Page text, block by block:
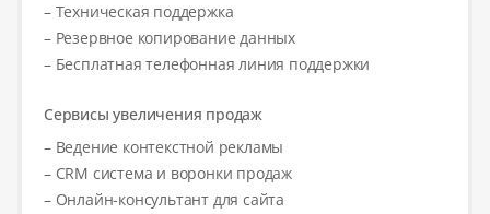
– Техническая поддержка
– Резервное копирование данных
– Бесплатная телефонная линия поддержки
Сервисы увеличения продаж
– Ведение контекстной рекламы
– CRM система и воронки продаж
– Онлайн-консультант для сайта